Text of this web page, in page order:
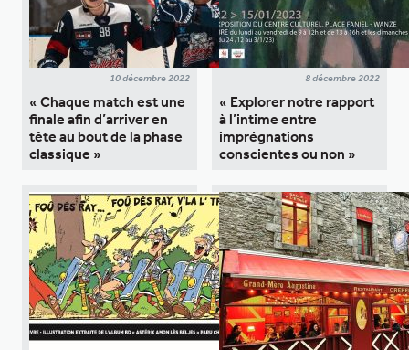
10 décembre 2022
« Chaque match est une
finale afin d’arriver en
tête au bout de la phase
classique »
8 décembre 2022
« Explorer notre rapport
à l’intime entre
imprégnations
conscientes ou non »